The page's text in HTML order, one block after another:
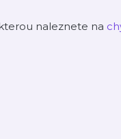
naleznete na